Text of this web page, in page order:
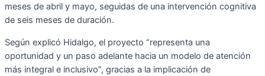
meses de abril y mayo, seguidas de una intervención cognitiva
de seis meses de duración.
Según explicó Hidalgo, el proyecto “representa una
oportunidad y un paso adelante hacia un modelo de atención
más integral e inclusivo”, gracias a la implicación de